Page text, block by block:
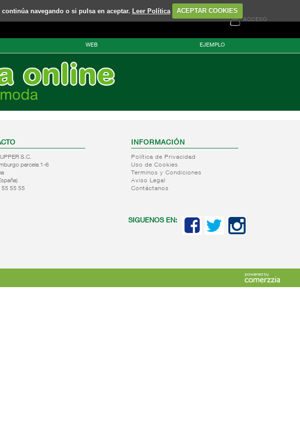
navegando o si pulsa en aceptar. Leer Política ACEPTAR COOKIES
ACCESO
WEB EJEMPLO
S.C.
parcela 1-6
55 55 55
INFORMACIÓN
Política de Privacidad
Uso de Cookies
Terminos y Condiciones
Aviso Legal
Contáctanos
SIGUENOS EN: